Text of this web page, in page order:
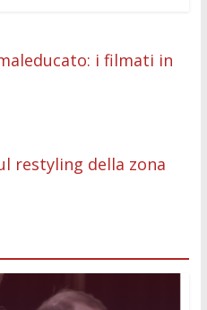
e
er
di e di
i filmati in
restyling della zona